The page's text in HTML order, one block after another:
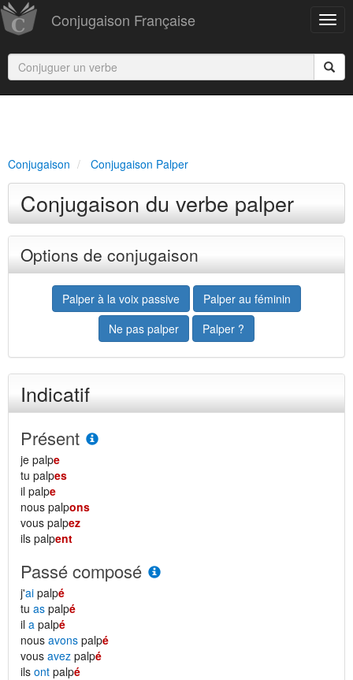
Conjugaison Française
Conjugaison Conjugaison Palper
Conjugaison du verbe palper
Options de conjugaison
Palper à la voix passive
Palper au féminin
Ne pas palper
Palper ?
Indicatif
Présent
je palpe
tu palpes
il palpe
nous palpons
vous palpez
ils palpent
Passé composé
j'ai palpé
tu as palpé
il a palpé
nous avons palpé
vous avez palpé
ils ont palpé